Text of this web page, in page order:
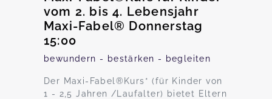
vom 2. bis 4. Lebensjahr
Maxi-Fabel® Donnerstag
15:00
bewundern - bestärken - begleiten
Der Maxi-Fabel®Kurs* (für Kinder von
1 - 2,5 Jahren /Laufalter) bietet Eltern